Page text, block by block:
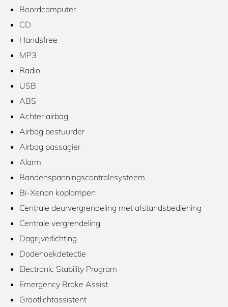
Boordcomputer
CD
Handsfree
MP3
Radio
USB
ABS
Achter airbag
Airbag bestuurder
Airbag passagier
Alarm
Bandenspanningscontrolesysteem
Bi-Xenon koplampen
Centrale deurvergrendeling met afstandsbediening
Centrale vergrendeling
Dagrijverlichting
Dodehoekdetectie
Electronic Stability Program
Emergency Brake Assist
Grootlichtassistent